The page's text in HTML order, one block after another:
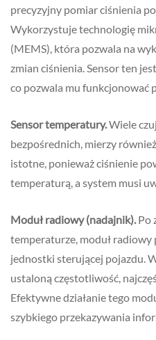
precyzyjny pomiar ciśnienia
Wykorzystuje technologię
(MEMS), która pozwala na
zmian ciśnienia. Sensor ten
co pozwala mu funkcjonować
Sensor temperatury.Wiele
bezpośrednich, mierzy
istotne, ponieważ ciśnienie
temperaturą, a system musi
Moduł radiowy (nadajnik). Po
temperaturze, moduł radiowy
jednostki sterującej pojazdu.
ustaloną częstotliwość,
Efektywne działanie tego
szybkiego przekazywania